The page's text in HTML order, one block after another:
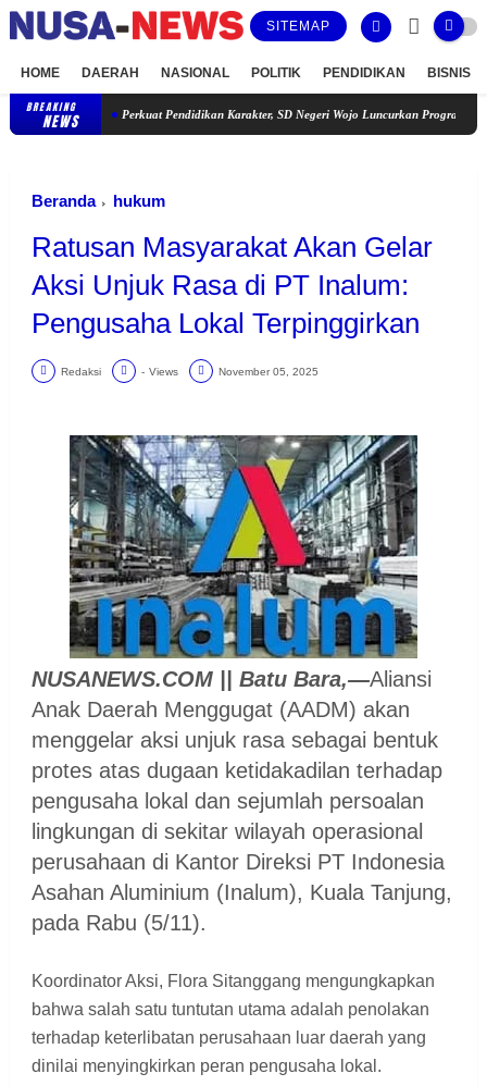
SITEMAP
HOME DAERAH NASIONAL POLITIK PENDIDIKAN BISNIS
BREAKING
NEWS
Perkuat Pendidikan Karakter, SD Negeri Wojo Luncurkan Program TBTQ dan
Beranda hukum
Ratusan Masyarakat Akan Gelar
Aksi Unjuk Rasa di PT Inalum:
Pengusaha Lokal Terpinggirkan
Redaksi - Views November 05, 2025
NUSANEWS.COM || Batu Bara,—Aliansi
Anak Daerah Menggugat (AADM) akan
menggelar aksi unjuk rasa sebagai bentuk
protes atas dugaan ketidakadilan terhadap
pengusaha lokal dan sejumlah persoalan
lingkungan di sekitar wilayah operasional
perusahaan di Kantor Direksi PT Indonesia
Asahan Aluminium (Inalum), Kuala Tanjung,
pada Rabu (5/11).
Koordinator Aksi, Flora Sitanggang mengungkapkan
bahwa salah satu tuntutan utama adalah penolakan
terhadap keterlibatan perusahaan luar daerah yang
dinilai menyingkirkan peran pengusaha lokal.